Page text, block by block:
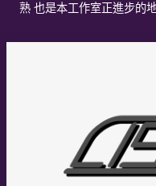
熟 也是本工作室正進步的